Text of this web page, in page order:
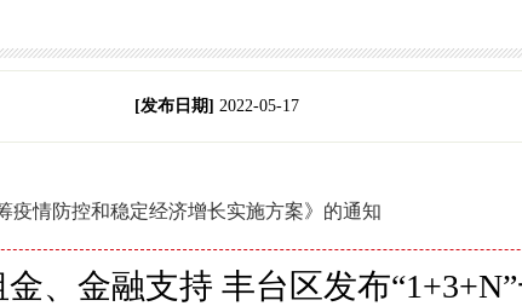
[发布日期] 2022-05-17
疫情防控和稳定经济增长实施方案》的通知
、金融支持 丰台区发布